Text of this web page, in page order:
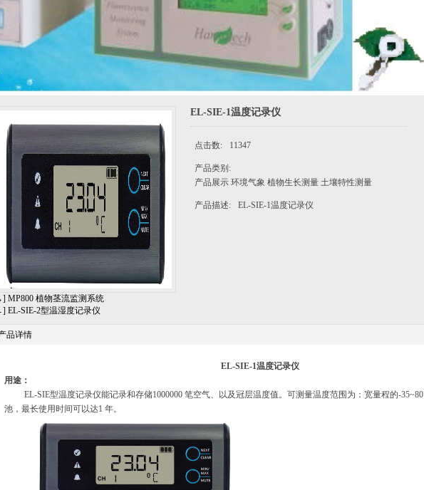
EL-SIE-1温度记录仪
点击数: 11347
产品类别:
产品展示 环境气象 植物生长测量 土壤特性测量
产品描述: EL-SIE-1温度记录仪
MP800 植物茎流监测系统
EL-SIE-2型温湿度记录仪
品详情
EL-SIE-1温度记录仪
用途：
EL-SIE型温度记录仪能记录和存储1000000 笔空气、以及冠层温度值。可测量温度范围为：宽量程的-35~80
池，最长使用时间可以达1 年。